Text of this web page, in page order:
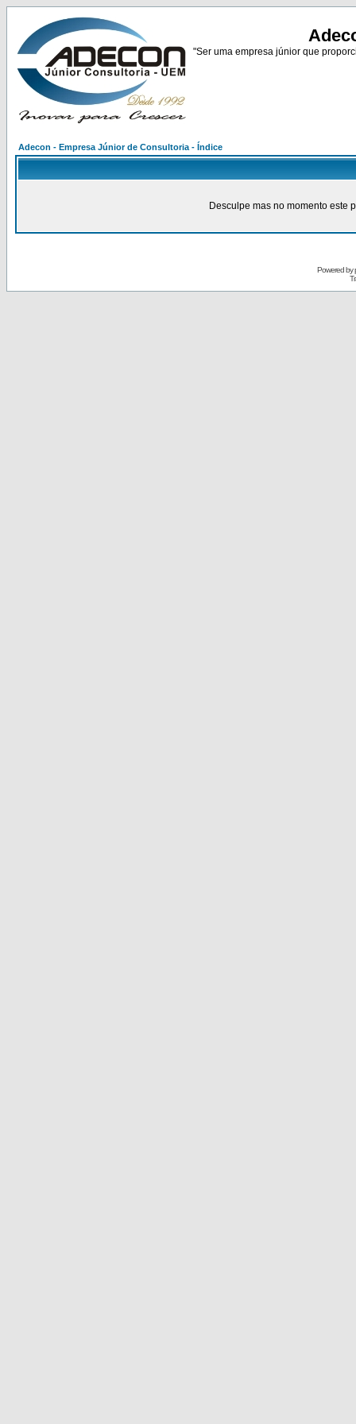
"Ser uma empresa júnior que
Adecon - Empresa Júnior de Consultoria - Índice
Desculpe mas no momento este
Powered by